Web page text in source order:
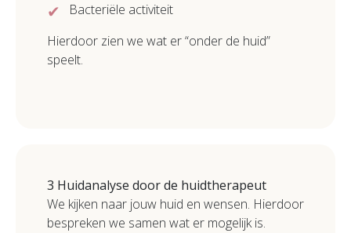
Bacteriële activiteit
Hierdoor zien we wat er “onder de huid”
speelt.
3 Huidanalyse door de huidtherapeut
We kijken naar jouw huid en wensen. Hierdoor
bespreken we samen wat er mogelijk is.